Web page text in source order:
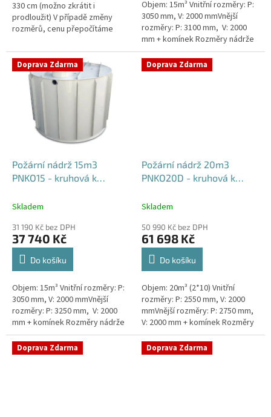
330 cm (možno zkrátit i
prodloužit) V případě změny
rozměrů, cenu přepočítáme
Objem: 15m³ Vnitřní rozměry: P:
3050 mm, V: 2000 mmVnější
rozměry: P: 3100 mm, V: 2000
mm + komínek Rozměry nádrže
možno jakkoliv upravit -
vyrobíme nádrž na míru!Nádrž...
Doprava Zdarma
Požární nádrž 15m3
PNKO15 - kruhová k
Skladem
31 190 Kč bez DPH
37 740 Kč
Do košíku
Objem: 15m³ Vnitřní rozměry: P:
3050 mm, V: 2000 mmVnější
rozměry: P: 3250 mm, V: 2000
mm + komínek Rozměry nádrže
možno jakkoliv upravit -
vyrobíme nádrž na míru!Nádrž...
Doprava Zdarma
Požární nádrž 20m3
PNKO20D - kruhová k
Skladem
50 990 Kč bez DPH
61 698 Kč
Do košíku
Objem: 20m³ (2*10) Vnitřní
rozměry: P: 2550 mm, V: 2000
mmVnější rozměry: P: 2750 mm,
V: 2000 mm + komínek Rozměry
nádrže možno jakkoliv upravit -
vyrobíme nádrž na...
Doprava Zdarma Doprava Zdarma